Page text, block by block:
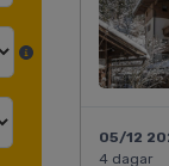
05/12
4 dagar